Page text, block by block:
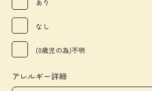
あり
なし
(0歳児の為)不明
アレルギー詳細